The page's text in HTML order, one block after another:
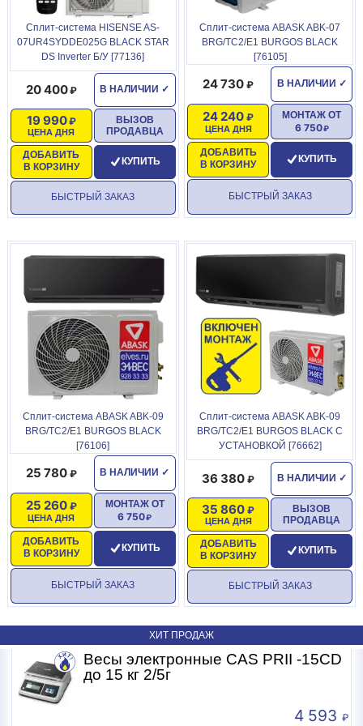
Сплит-система HISENSE AS-
07UR4SYDDE025G BLACK STAR
DS Inverter Б/У [77136]
В НАЛИЧИИ ✓
20 400
ЦЕНА ДНЯ
19 990
ДОБАВИТЬ
В КОРЗИНУ
ВЫЗОВ
ПРОДАВЦА
КУПИТЬ
БЫСТРЫЙ ЗАКАЗ
Сплит-система ABASK ABK-07
BRG/TC2/E1 BURGOS BLACK
[76105]
В НАЛИЧИИ ✓
24 730
ЦЕНА ДНЯ
24 240
ДОБАВИТЬ
В КОРЗИНУ
МОНТАЖ ОТ
6 750
КУПИТЬ
БЫСТРЫЙ ЗАКАЗ
Сплит-система ABASK ABK-09
BRG/TC2/E1 BURGOS BLACK
[76106]
В НАЛИЧИИ ✓
25 780
ЦЕНА ДНЯ
25 260
ДОБАВИТЬ
В КОРЗИНУ
МОНТАЖ ОТ
6 750
КУПИТЬ
БЫСТРЫЙ ЗАКАЗ
Сплит-система ABASK ABK-09
BRG/TC2/E1 BURGOS BLACK С
УСТАНОВКОЙ [76662]
В НАЛИЧИИ ✓
36 380
ЦЕНА ДНЯ
35 860
ДОБАВИТЬ
В КОРЗИНУ
ВЫЗОВ
ПРОДАВЦА
КУПИТЬ
БЫСТРЫЙ ЗАКАЗ
ХИТ ПРОДАЖ
Весы электронные CAS PRII -15CD
до 15 кг 2/5г
4 593